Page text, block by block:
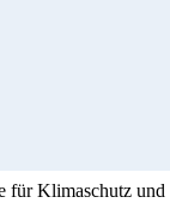
für Klimaschutz